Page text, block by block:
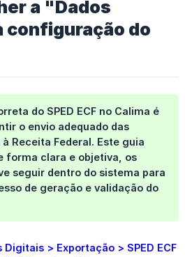
a "Dados
configuração do
do SPED ECF no Calima é
o envio adequado das
Receita Federal. Este guia
forma clara e objetiva, os
seguir dentro do sistema para
de geração e validação do
Digitais > Exportação > SPED ECF